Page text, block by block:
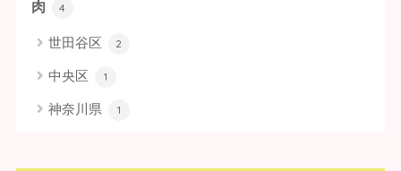
肉 4
世田谷区 2
中央区 1
神奈川県 1